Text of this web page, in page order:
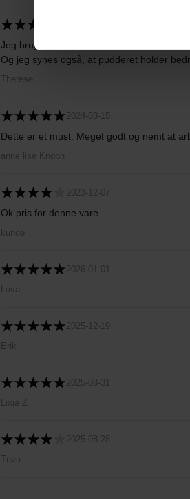
Jeg bruger den til min løse pudder og
Og jeg synes også, at pudderet holder
Therese
2024-03-15
Dette er et must. Meget godt og nemt at
anne lise Knoph
2023-12-07
Ok pris for denne vare
kunde
2026-01-01
Lava
2025-12-19
Erik
2025-08-31
Lixia Z
2025-08-28
Tuva